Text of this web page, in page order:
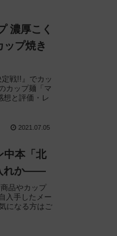
濃厚こく
ップ焼き
戦!!』でカッ
カップ麺「マ
想と評価・レ
2021.07.05
中本「北
れか——
品やカップ
入手したメー
になる方はご